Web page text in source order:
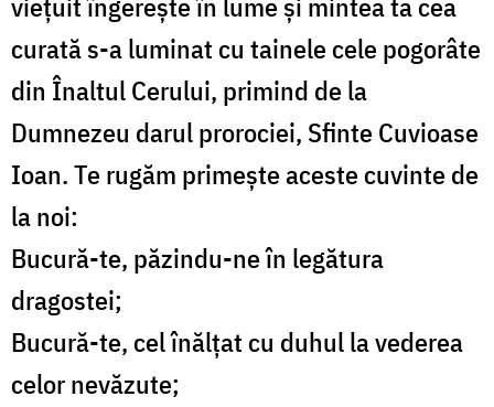
viețuit îngerește în lume și mintea ta cea
curată s-a luminat cu tainele cele pogorâte
din Înaltul Cerului, primind de la
Dumnezeu darul prorociei, Sfinte Cuvioase
Ioan. Te rugăm primește aceste cuvinte de
la noi:
Bucură-te, păzindu-ne în legătura
dragostei;
Bucură-te, cel înălțat cu duhul la vederea
celor nevăzute;